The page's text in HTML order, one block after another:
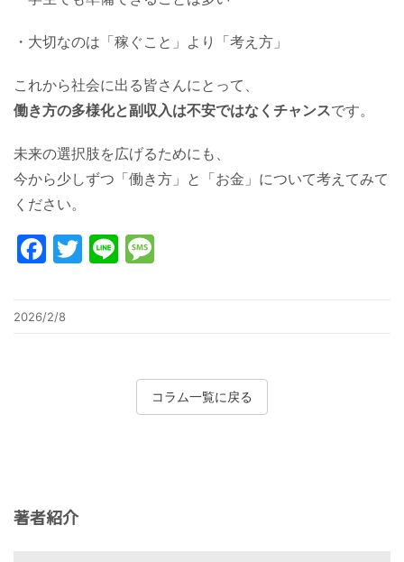
・大切なのは「稼ぐこと」より「考え方」
これから社会に出る皆さんにとって、
働き方の多様化と副収入は不安ではなくチャンスです。
未来の選択肢を広げるためにも、
今から少しずつ「働き方」と「お金」について考えてみて
ください。
Facebook
Twitter
Line
2026/2/8
コラム一覧に戻る
著者紹介